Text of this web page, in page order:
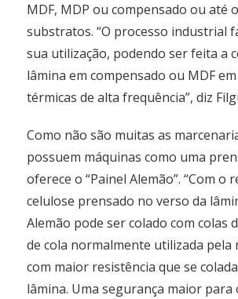
MDF, MDP ou compensado ou até
substratos. “O processo industrial
sua utilização, podendo ser feita a
lâmina em compensado ou MDF
térmicas de alta frequência”, diz
Como não são muitas as
possuem máquinas como uma
oferece o “Painel Alemão”. “Com o
celulose prensado no verso da
Alemão pode ser colado com colas
de cola normalmente utilizada pela
com maior resistência que se
lâmina. Uma segurança maior para